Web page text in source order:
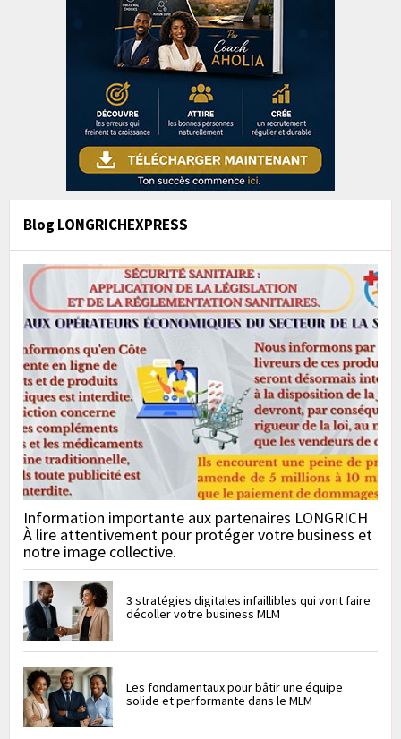
Blog LONGRICHEXPRESS
Information importante aux partenaires LONGRICH
À lire attentivement pour protéger votre business et
notre image collective.
3 stratégies digitales infaillibles qui vont faire
décoller votre business MLM
Les fondamentaux pour bâtir une équipe
solide et performante dans le MLM